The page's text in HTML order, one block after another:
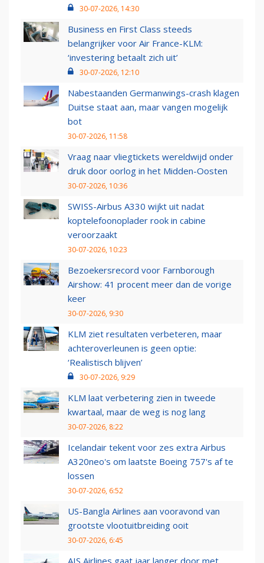
30-07-2026, 14:30
Business en First Class steeds
belangrijker voor Air France-KLM:
‘investering betaalt zich uit’
30-07-2026, 12:10
Nabestaanden Germanwings-crash klagen
Duitse staat aan, maar vangen mogelijk
bot
30-07-2026, 11:58
Vraag naar vliegtickets wereldwijd onder
druk door oorlog in het Midden-Oosten
30-07-2026, 10:36
SWISS-Airbus A330 wijkt uit nadat
koptelefoonoplader rook in cabine
veroorzaakt
30-07-2026, 10:23
Bezoekersrecord voor Farnborough
Airshow: 41 procent meer dan de vorige
keer
30-07-2026, 9:30
KLM ziet resultaten verbeteren, maar
achteroverleunen is geen optie:
‘Realistisch blijven’
30-07-2026, 9:29
KLM laat verbetering zien in tweede
kwartaal, maar de weg is nog lang
30-07-2026, 8:22
Icelandair tekent voor zes extra Airbus
A320neo's om laatste Boeing 757's af te
lossen
30-07-2026, 6:52
US-Bangla Airlines aan vooravond van
grootste vlootuitbreiding ooit
30-07-2026, 6:45